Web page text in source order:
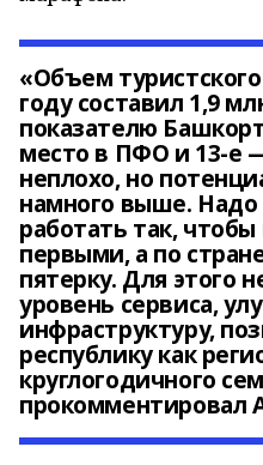
«Объем
году составил 1,9
показателю
место в ПФО и 13-е
неплохо, но
намного выше.
работать так,
первыми, а по
пятерку. Для этого
уровень сервиса,
инфраструктуру,
республику как
круглогодичного
прокомментировал